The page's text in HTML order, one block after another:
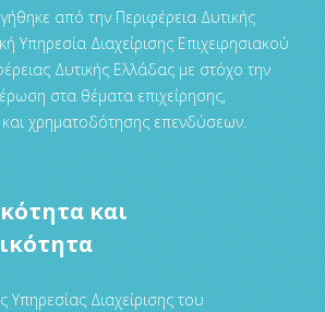
από την Περιφέρεια Δυτικής
Υπηρεσία Διαχείρισης Επιχειρησιακού
Δυτικής Ελλάδας με στόχο την
στα θέματα επιχείρησης,
και χρηματοδότησης επενδύσεων.
και
Υπηρεσίας Διαχείρισης του